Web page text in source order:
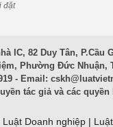
đặt
IC, 82 Duy Tân, P.Cầu
Phường Đức Nhuận,
- Email:
tác giả và các quyền
Luật Doanh nghiệp |